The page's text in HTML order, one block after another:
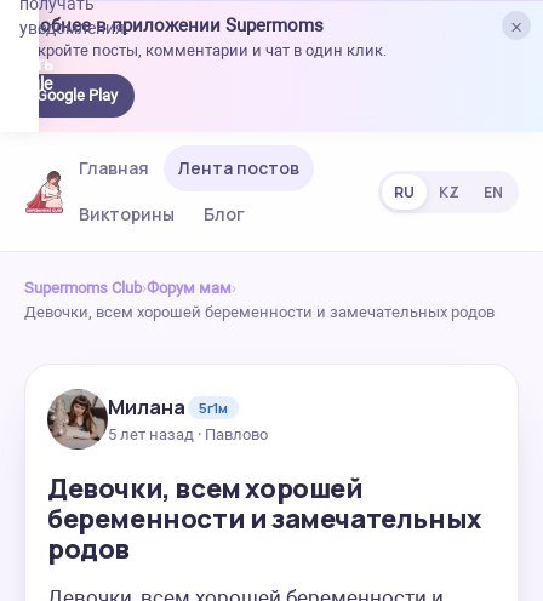
×
Удобнее в приложении Supermoms
Откройте посты, комментарии и чат в один клик.
Google Play
уведомления.
Главная
Лента постов
Викторины
Блог
RU KZ EN
Supermoms Club›Форум мам›
Девочки, всем хорошей беременности и замечательных родов
Милана
5г1м
5 лет назад · Павлово
Девочки, всем хорошей
беременности и замечательных
родов